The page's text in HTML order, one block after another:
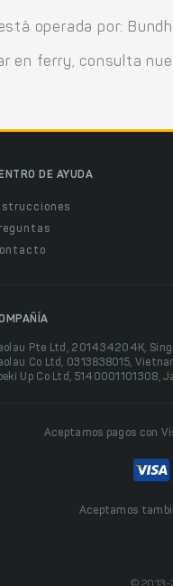
operada por:
en ferry, consulta
DE AYUDA
Pte Ltd, 201434204K,
Co Ltd, 0313838015,
Up Co Ltd, 5140001101308,
Aceptamos pagos con
Aceptamos